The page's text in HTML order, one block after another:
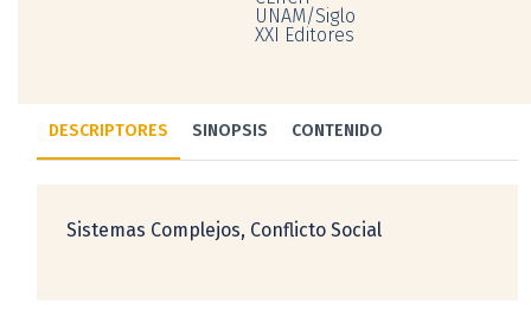
UNAM/Siglo
XXI Editores
DESCRIPTORES SINOPSIS CONTENIDO
Sistemas Complejos, Conflicto Social